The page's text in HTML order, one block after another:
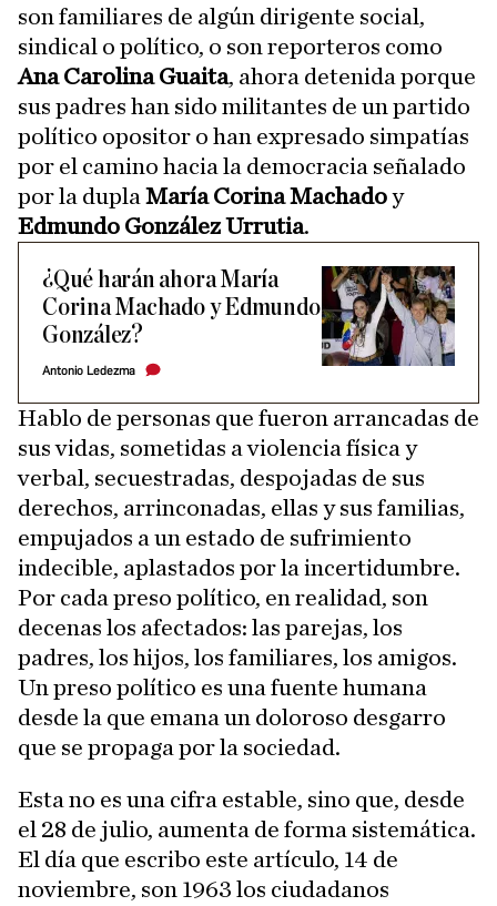
son familiares de algún dirigente social,
sindical o político, o son reporteros como
Ana Carolina Guaita, ahora detenida porque
sus padres han sido militantes de un partido
político opositor o han expresado simpatías
por el camino hacia la democracia señalado
por la dupla María Corina Machadoy
Edmundo González Urrutia.
¿Qué harán ahora María
Corina Machado y Edmundo
González?
Antonio Ledezma
Hablo de personas que fueron arrancadas de
sus vidas, sometidas a violencia física y
verbal, secuestradas, despojadas de sus
derechos, arrinconadas, ellas y sus familias,
empujados a un estado de sufrimiento
indecible, aplastados por la incertidumbre.
Por cada preso político, en realidad, son
decenas los afectados: las parejas, los
padres, los hijos, los familiares, los amigos.
Un preso político es una fuente humana
desde la que emana un doloroso desgarro
que se propaga por la sociedad.
Esta no es una cifra estable, sino que, desde
el 28 de julio, aumenta de forma sistemática.
El día que escribo este artículo, 14 de
noviembre, son 1963 los ciudadanos